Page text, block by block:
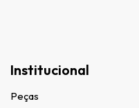
Institucional
Peças